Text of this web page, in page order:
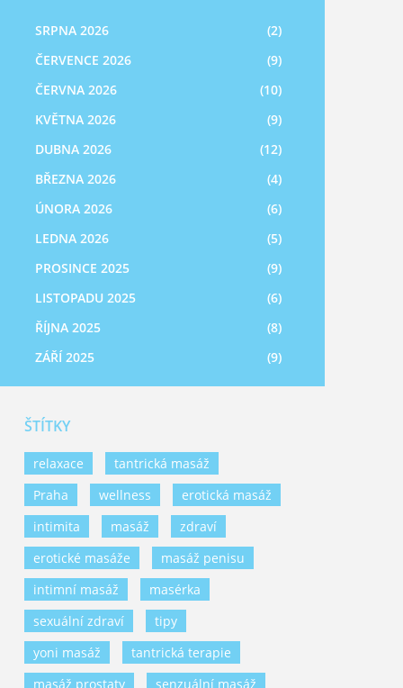
SRPNA 2026
(2)
ČERVENCE 2026
(9)
ČERVNA 2026
(10)
KVĚTNA 2026
(9)
DUBNA 2026
(12)
BŘEZNA 2026
(4)
ÚNORA 2026
(6)
LEDNA 2026
(5)
PROSINCE 2025
(9)
LISTOPADU 2025
(6)
ŘÍJNA 2025
(8)
ZÁŘÍ 2025
(9)
ŠTÍTKY
relaxace
tantrická masáž
Praha
wellness
erotická masáž
intimita
masáž
zdraví
erotické masáže
masáž penisu
intimní masáž
masérka
sexuální zdraví
tipy
yoni masáž
tantrická terapie
masáž prostaty
senzuální masáž